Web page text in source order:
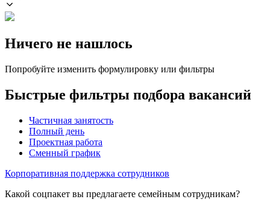
Ничего не нашлось
Попробуйте изменить формулировку или фильтры
Быстрые фильтры подбора вакансий
Частичная занятость
Полный день
Проектная работа
Сменный график
Корпоративная поддержка сотрудников
Какой соцпакет вы предлагаете семейным сотрудникам?